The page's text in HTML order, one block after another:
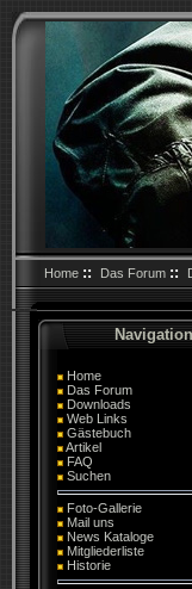
Home :: Das Forum ::
Navigation
Home
Das Forum
Downloads
Web Links
Gästebuch
Artikel
FAQ
Suchen
Foto-Gallerie
Mail uns
News Kataloge
Mitgliederliste
Historie